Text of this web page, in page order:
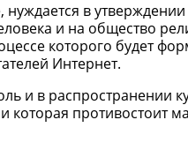
в
и на общество
которого будет
Интернет.
и в распространении
которая противостоит